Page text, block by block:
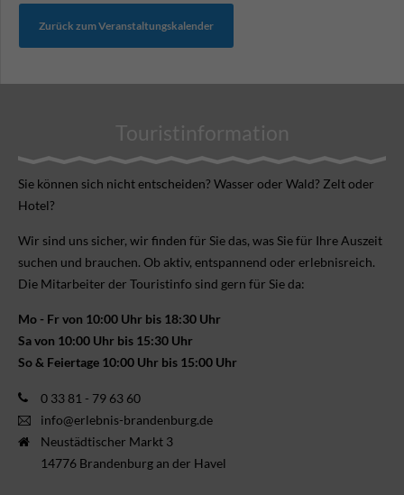
Zurück zum Veranstaltungskalender
Touristinformation
Sie können sich nicht ent­scheiden? Wasser oder Wald? Zelt oder
Hotel?
Wir sind uns sicher, wir finden für Sie das, was Sie für Ihre Aus­zeit
suchen und brauchen. Ob aktiv, ent­spannend oder erlebnis­reich.
Die Mitarbeiter der Touristinfo sind gern für Sie da:
Mo - Fr von 10:00 Uhr bis 18:30 Uhr
Sa von 10:00 Uhr bis 15:30 Uhr
So & Feiertage 10:00 Uhr bis 15:00 Uhr
0 33 81 - 79 63 60
info@erlebnis-brandenburg.de
Neustädtischer Markt 3
14776 Brandenburg an der Havel